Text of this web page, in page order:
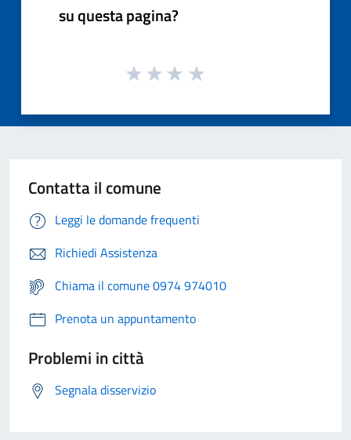
su questa pagina?
Contatta il comune
Leggi le domande frequenti
Richiedi Assistenza
Chiama il comune 0974 974010
Prenota un appuntamento
Problemi in città
Segnala disservizio